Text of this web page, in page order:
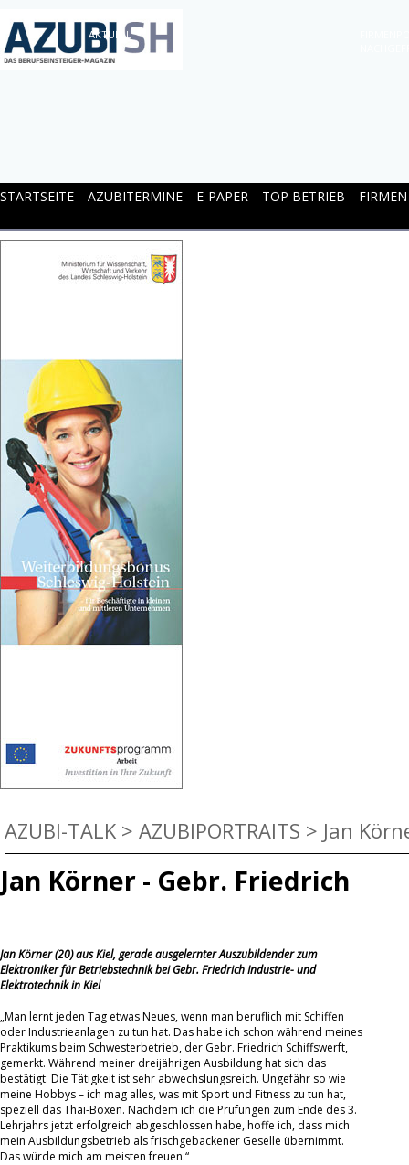
STARTSEITE AZUBITERMINE
AKTUELL
E-PAPER TOP BETRIEB
AZUBI-TALK > AZUBIPORTRAITS > Jan
Jan Körner - Gebr. Friedrich
Jan Körner (20) aus Kiel, gerade ausgelernter Auszubildender zum
Elektroniker für Betriebstechnik bei Gebr. Friedrich Industrie- und
Elektrotechnik in Kiel
„Man lernt jeden Tag etwas Neues, wenn man beruflich mit Schiffen
oder Industrieanlagen zu tun hat. Das habe ich schon während meines
Praktikums beim Schwesterbetrieb, der Gebr. Friedrich Schiffswerft,
gemerkt. Während meiner dreijährigen Ausbildung hat sich das
bestätigt: Die Tätigkeit ist sehr abwechslungsreich. Ungefähr so wie
meine Hobbys – ich mag alles, was mit Sport und Fitness zu tun hat,
speziell das Thai-Boxen. Nachdem ich die Prüfungen zum Ende des 3.
Lehrjahrs jetzt erfolgreich abgeschlossen habe, hoffe ich, dass mich
mein Ausbildungsbetrieb als frischgebackener Geselle übernimmt.
Das würde mich am meisten freuen.“